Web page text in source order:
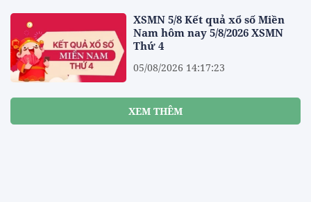
XSMN 5/8 Kết quả xổ số Miền
Nam hôm nay 5/8/2026 XSMN
Thứ 4
05/08/2026 14:17:23
XEM THÊM